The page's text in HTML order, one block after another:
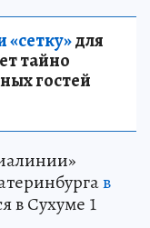
для
тайно
гостей
в
в Сухуме 1